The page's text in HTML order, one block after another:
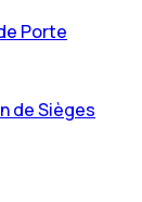
Porte
de Sièges